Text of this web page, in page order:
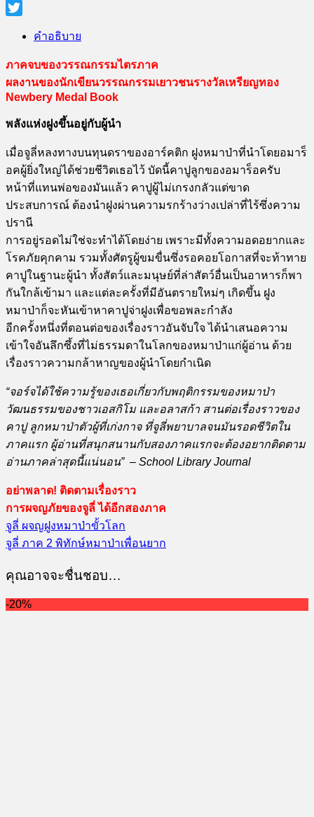
Email
คำอธิบาย
ภาคจบของวรรณกรรมไตรภาค
ผลงานของนักเขียนวรรณกรรมเยาวชนรางวัลเหรียญทอง
Newbery Medal Book
พลังแห่งฝูงขึ้นอยู่กับผู้นำ
เมื่อจูลี่หลงทางบนทุนดราของอาร์คติก ฝูงหมาป่าที่นำโดยอมาร็
อคผู้ยิ่งใหญ่ได้ช่วยชีวิตเธอไว้ บัดนี้คาปูลูกของอมาร็อครับ
หน้าที่แทนพ่อของมันแล้ว คาปูผู้ไม่เกรงกลัวแต่ขาด
ประสบการณ์ ต้องนำฝูงผ่านความรกร้างว่างเปล่าที่ไร้ซึ่งความ
ปรานี
การอยู่รอดไม่ใช่จะทำได้โดยง่าย เพราะมีทั้งความอดอยากและ
โรคภัยคุกคาม รวมทั้งศัตรูผู้ขมขื่นซึ่งรอคอยโอกาสที่จะท้าทาย
คาปูในฐานะผู้นำ ทั้งสัตว์และมนุษย์ที่ล่าสัตว์อื่นเป็นอาหารก็พา
กันใกล้เข้ามา และแต่ละครั้งที่มีอันตรายใหม่ๆ เกิดขึ้น ฝูง
หมาป่าก็จะหันเข้าหาคาปูจ่าฝูงเพื่อขอพละกำลัง
อีกครั้งหนึ่งที่ตอนต่อของเรื่องราวอันจับใจ ได้นำเสนอความ
เข้าใจอันลึกซึ้งที่ไม่ธรรมดาในโลกของหมาป่าแก่ผู้อ่าน ด้วย
เรื่องราวความกล้าหาญของผู้นำโดยกำเนิด
“จอร์จได้ใช้ความรู้ของเธอเกี่ยวกับพฤติกรรมของหมาป่า
วัฒนธรรมของชาวเอสกิโม และอลาสก้า สานต่อเรื่องราวของ
คาปู ลูกหมาป่าตัวผู้ที่เก่งกาจ ที่จูลี่พยาบาลจนมันรอดชีวิตใน
ภาคแรก ผู้อ่านที่สนุกสนานกับสองภาคแรกจะต้องอยากติดตาม
อ่านภาคล่าสุดนี้แน่นอน” – School Library Journal
อย่าพลาด! ติดตามเรื่องราว
การผจญภัยของจูลี่ ได้อีกสองภาค
จูลี่ ผจญฝูงหมาป่าขั้วโลก
จูลี่ ภาค 2 พิทักษ์หมาป่าเพื่อนยาก
คุณอาจจะชื่นชอบ…
-20%